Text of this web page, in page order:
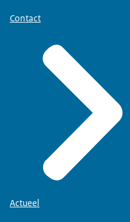
Contact
Actueel